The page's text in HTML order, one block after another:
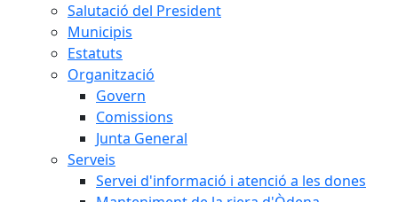
Salutació del President
Municipis
Estatuts
Organització
Govern
Comissions
Junta General
Serveis
Servei d'informació i atenció a les dones